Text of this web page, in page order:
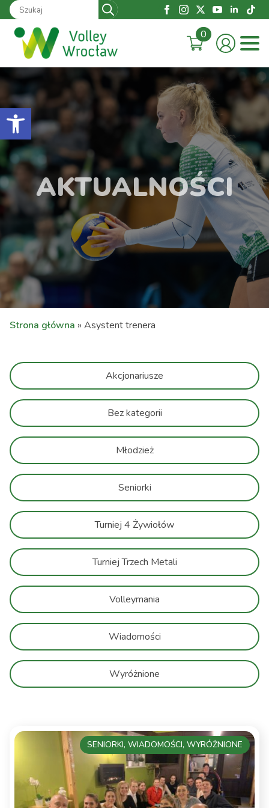
Otwórz pasek narzędzi
Search
for:
0
AKTUALNOŚCI
Strona główna » Asystent trenera
Akcjonariusze
Bez kategorii
Młodzież
Seniorki
Turniej 4 Żywiołów
Turniej Trzech Metali
Volleymania
Wiadomości
Wyróżnione
SENIORKI, WIADOMOŚCI, WYRÓŻNIONE